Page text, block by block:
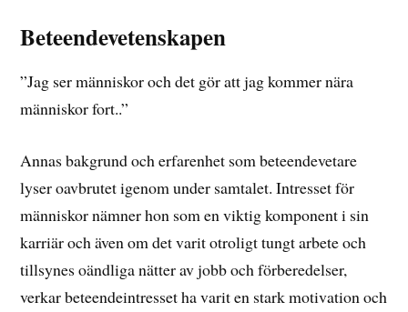
Beteendevetenskapen
”Jag ser människor och det gör att jag kommer nära
människor fort..”
Annas bakgrund och erfarenhet som beteendevetare
lyser oavbrutet igenom under samtalet. Intresset för
människor nämner hon som en viktig komponent i sin
karriär och även om det varit otroligt tungt arbete och
tillsynes oändliga nätter av jobb och förberedelser,
verkar beteendeintresset ha varit en stark motivation och